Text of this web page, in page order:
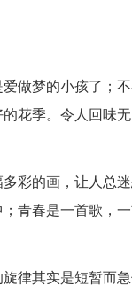
做梦的小孩了；
花季。令人回味
彩的画，让人总
青春是一首歌，
律其实是短暂而